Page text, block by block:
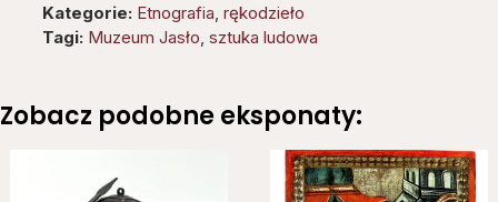
Kategorie: Etnografia rękodzieło
Tagi: Muzeum Jasło sztuka ludowa
Zobacz podobne eksponaty: